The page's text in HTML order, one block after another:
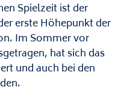
Spielzeit ist der
erste Höhepunkt der
Im Sommer vor
hat sich das
und auch bei den